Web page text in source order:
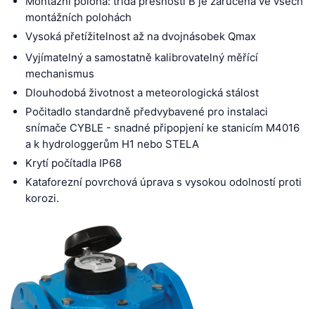
montážních polohách
Vysoká přetížitelnost až na dvojnásobek Qmax
Vyjímatelný a samostatně kalibrovatelný měřící
mechanismus
Dlouhodobá životnost a meteorologická stálost
Počitadlo standardně předvybavené pro instalaci
snímače CYBLE - snadné připopjení ke stanicím M4016
a k hydrologgerům H1 nebo STELA
Krytí počítadla IP68
Kataforezní povrchová úprava s vysokou odolností proti
korozi.